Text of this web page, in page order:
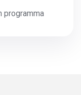
programma